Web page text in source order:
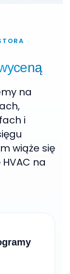
na
i
wiąże się
na